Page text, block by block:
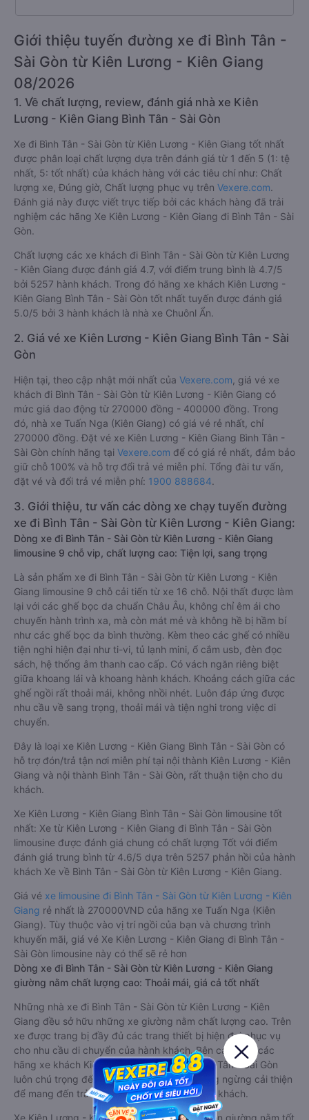
Giới thiệu tuyến đường xe đi Bình Tân -
Sài Gòn từ Kiên Lương - Kiên Giang
08/2026
1. Về chất lượng, review, đánh giá nhà xe Kiên
Lương - Kiên Giang Bình Tân - Sài Gòn
Xe đi Bình Tân - Sài Gòn từ Kiên Lương - Kiên Giang tốt nhất
được phân loại chất lượng dựa trên đánh giá từ 1 đến 5 (1: tệ
nhất, 5: tốt nhất) của khách hàng với các tiêu chí như: Chất
lượng xe, Đúng giờ, Chất lượng phục vụ trên Vexere.com.
Đánh giá này được viết trực tiếp bởi các khách hàng đã trải
nghiệm các hãng Xe Kiên Lương - Kiên Giang đi Bình Tân - Sài
Gòn.
Chất lượng các xe khách đi Bình Tân - Sài Gòn từ Kiên Lương
- Kiên Giang được đánh giá 4.7, với điểm trung bình là 4.7/5
bởi 5257 hành khách. Trong đó hãng xe khách Kiên Lương -
Kiên Giang Bình Tân - Sài Gòn tốt nhất tuyến được đánh giá
5.0/5 bởi 3 hành khách là nhà xe Chuônl Ẩn.
2. Giá vé xe Kiên Lương - Kiên Giang Bình Tân - Sài
Gòn
Hiện tại, theo cập nhật mới nhất của Vexere.com , giá vé xe
khách đi Bình Tân - Sài Gòn từ Kiên Lương - Kiên Giang có
mức giá dao động từ 270000 đồng - 400000 đồng. Trong
đó, nhà xe Tuấn Nga (Kiên Giang) có giá vé rẻ nhất, chỉ
270000 đồng. Đặt vé xe Kiên Lương - Kiên Giang Bình Tân -
Sài Gòn chính hãng tại Vexere.com để có giá rẻ nhất, đảm bảo
giữ chỗ 100% và hỗ trợ đổi trả vé miễn phí. Tổng đài tư vấn,
đặt vé và đổi trả vé miễn phí: 1900 888684.
3. Giới thiệu, tư vấn các dòng xe chạy tuyến đường
xe đi Bình Tân - Sài Gòn từ Kiên Lương - Kiên Giang:
Dòng xe đi Bình Tân - Sài Gòn từ Kiên Lương - Kiên Giang
limousine 9 chỗ vip, chất lượng cao: Tiện lợi, sang trọng
Là sản phẩm xe đi Bình Tân - Sài Gòn từ Kiên Lương - Kiên
Giang limousine 9 chỗ cải tiến từ xe 16 chỗ. Nội thất được làm
lại với các ghế bọc da chuẩn Châu Âu, không chỉ êm ái cho
chuyến hành trình xa, mà còn mát mẻ và không hề bị hầm bí
như các ghế bọc da bình thường. Kèm theo các ghế có nhiều
tiện nghi hiện đại như ti-vi, tủ lạnh mini, ổ cắm usb, đèn đọc
sách, hệ thống âm thanh cao cấp. Có vách ngăn riêng biệt
giữa khoang lái và khoang hành khách. Khoảng cách giữa các
ghế ngồi rất thoải mái, không nhồi nhét. Luôn đáp ứng được
nhu cầu về sang trọng, thoải mái và tiện nghi trong việc di
chuyển.
Đây là loại xe Kiên Lương - Kiên Giang Bình Tân - Sài Gòn có
hỗ trợ đón/trả tận nơi miễn phí tại nội thành Kiên Lương - Kiên
Giang và nội thành Bình Tân - Sài Gòn, rất thuận tiện cho du
khách.
Xe Kiên Lương - Kiên Giang Bình Tân - Sài Gòn limousine tốt
nhất: Xe từ Kiên Lương - Kiên Giang đi Bình Tân - Sài Gòn
limousine được đánh giá chung có chất lượng Tốt với điểm
đánh giá trung bình từ 4.6/5 dựa trên 5257 phản hồi của hành
khách Xe về Bình Tân - Sài Gòn từ Kiên Lương - Kiên Giang.
Giá vé xe limousine đi Bình Tân - Sài Gòn từ Kiên Lương - Kiên
Giang rẻ nhất là 270000VND của hãng xe Tuấn Nga (Kiên
Giang). Tùy thuộc vào vị trí ngồi của bạn và chương trình
khuyến mãi, giá vé Xe Kiên Lương - Kiên Giang đi Bình Tân -
Sài Gòn limousine này có thể sẽ rẻ hơn
Dòng xe đi Bình Tân - Sài Gòn từ Kiên Lương - Kiên Giang
giường nằm chất lượng cao: Thoải mái, giá cả tốt nhất
Những nhà xe đi Bình Tân - Sài Gòn từ Kiên Lương - Kiên
Giang đều sở hữu những xe giường nằm chất lượng cao. Trên
xe được trang bị đầy đủ các trang thiết bị hiện đại phục vụ
cho nhu cầu di chuyển của hành khách. Bên cạnh đó, các
hãng xe khách Kiên Lương - Kiên Giang Bình Tân - Sài Gòn
luôn chú trọng đến chất lượng dịch vụ, không ngừng cải thiện
để mang đến trải nghiệm hoàn hảo cho hành khách.
Xe Kiên Lương - Kiên Giang Bình Tân - Sài Gòn giường nằm tốt